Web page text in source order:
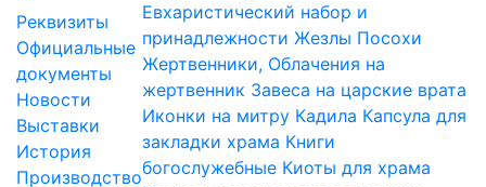
Реквизиты
Официальные
документы
Новости
Выставки
История
Производство
Евхаристический набор и
принадлежности Жезлы Посохи
Жертвенники, Облачения на
жертвенник Завеса на царские врата
Иконки на митру Кадила Капсула для
закладки храма Книги
богослужебные Киоты для храма